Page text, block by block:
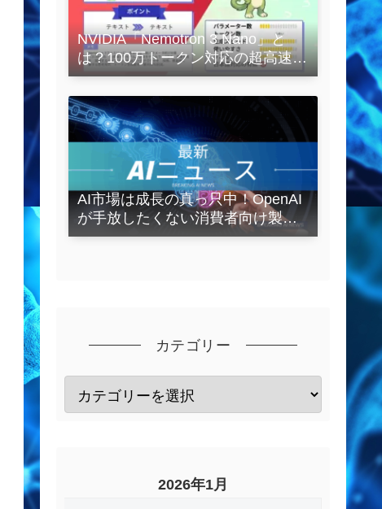
NVIDIA「Nemotron 3 Nano」と
は？100万トークン対応の超高速
LLMを徹底解説
AI市場は成長の真っ只中！OpenAI
が手放したくない消費者向け製品
とは？
カテゴリー
2026年1月